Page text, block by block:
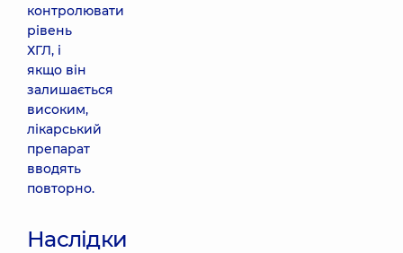
контролювати
рівень
ХГЛ, і
якщо він
залишається
високим,
лікарський
препарат
вводять
повторно.
Наслідки